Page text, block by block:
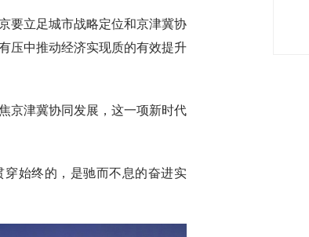
要立足城市战略定位和京津冀协
压中推动经济实现质的有效提升
京津冀协同发展，这一项新时代
始终的，是驰而不息的奋进实